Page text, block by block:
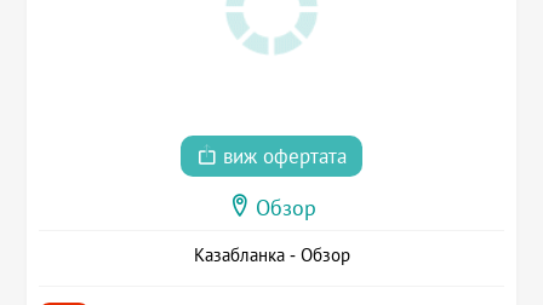
виж офертата
Обзор
Казабланка - Обзор